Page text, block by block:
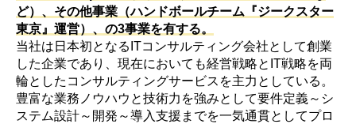
ど）、その他事業（ハンドボールチーム『ジークスター
東京』運営）、の3事業を有する。
当社は日本初となるITコンサルティング会社として創業
した企業であり、現在においても経営戦略とIT戦略を両
輪としたコンサルティングサービスを主力としている。
豊富な業務ノウハウと技術力を強みとして要件定義～シ
ステム設計～開発～導入支援までを一気通貫としてプロ